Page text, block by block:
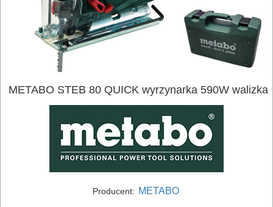
ELEKTRONARZĘDZIA
METABO STEB 80 QUICK wyrzynarka 590W walizka
Producent: METABO